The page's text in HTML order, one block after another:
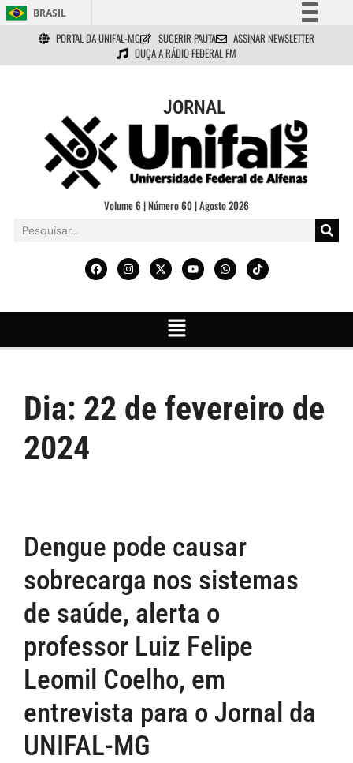
BRASIL
Simplifique!
Comunica BR
Acesso à informação
Legislação
Canais
PORTAL DA UNIFAL-MG SUGERIR PAUTA
ASSINAR NEWSLETTER
OUÇA A RÁDIO FEDERAL FM
JORNAL
Volume 6 | Número 60 | Agosto 2026
Dia: 22 de fevereiro de
2024
Dengue pode causar
sobrecarga nos sistemas
de saúde, alerta o
professor Luiz Felipe
Leomil Coelho, em
entrevista para o Jornal da
UNIFAL-MG